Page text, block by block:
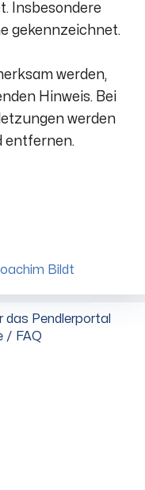
Insbesondere
gekennzeichnet.
werden,
Hinweis. Bei
werden
entfernen.
Bildt
das Pendlerportal
/ FAQ